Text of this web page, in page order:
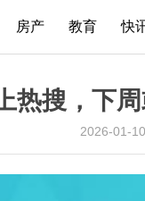
房产 教育 快
热搜，下
2026-01-